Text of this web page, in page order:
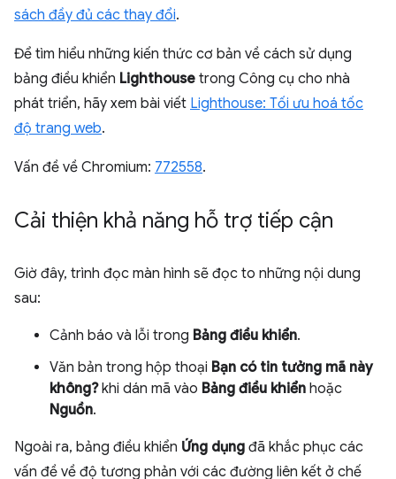
sách đầy đủ các thay đổi.
Để tìm hiểu những kiến thức cơ bản về cách sử dụng
bảng điều khiển Lighthouse trong Công cụ cho nhà
phát triển, hãy xem bài viết Lighthouse: Tối ưu hoá tốc
độ trang web.
Vấn đề về Chromium: 772558.
Cải thiện khả năng hỗ trợ tiếp cận
Giờ đây, trình đọc màn hình sẽ đọc to những nội dung
sau:
Cảnh báo và lỗi trong Bảng điều khiển.
Văn bản trong hộp thoại Bạn có tin tưởng mã này
không?khi dán mã vào Bảng điều khiển hoặc
Nguồn.
Ngoài ra, bảng điều khiển Ứng dụng đã khắc phục các
vấn đề về độ tương phản với các đường liên kết ở chế